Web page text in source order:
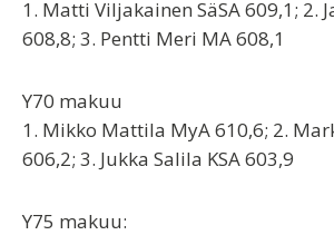
1. Matti Viljakainen SäSA 609,1; 2.
608,8; 3. Pentti Meri MA 608,1
Y70 makuu
1. Mikko Mattila MyA 610,6; 2.
606,2; 3. Jukka Salila KSA 603,9
Y75 makuu: